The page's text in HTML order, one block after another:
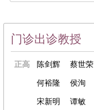
门诊出诊教授
正高 陈剑辉 蔡世荣
何裕隆 侯洵
宋新明 谭敏